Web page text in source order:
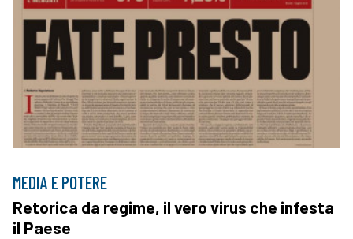
MEDIA E POTERE
Retorica da regime, il vero virus che infesta
il Paese